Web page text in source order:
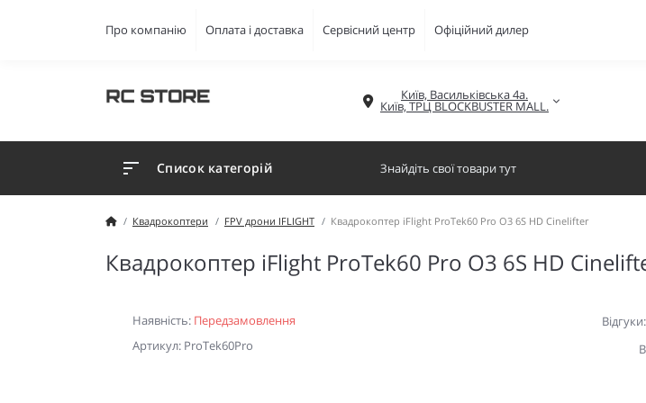
Про компанію Оплата і доставка Сервісний центр Офіційний дилер
Київ, Васильківська 4а.
Київ, ТРЦ BLOCKBUSTER MALL.
Список категорій
Квадрокоптери FPV дрони IFLIGHT Квадрокоптер iFlight ProTek60 Pro O3 6S HD Cinelifter
Квадрокоптер iFlight ProTek60 Pro O3 6S HD
Наявність: Передзамовлення
Артикул: ProTek60Pro
Відгуки: